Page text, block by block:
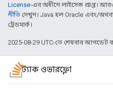
License-এর অধীনে লাইসেন্স প্রাপ্ত।
নীতি দেখুন। Java হল Oracle এবং/অথবা
ট্রেডমার্ক।
2025-08-29 UTC-তে শেষবার আপডেট
স্ট্যাক ওভারফ্লো